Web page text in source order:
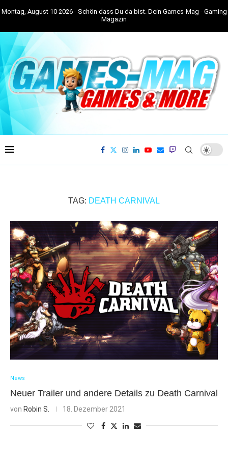
Montag, August 10 2026 - Schön dass Du da bist. Dein Games-Mag - Gaming
Magazin
TAG: DEATH CARNIVAL
News
Neuer Trailer und andere Details zu Death Carnival
von Robin S. 18. Dezember 2021